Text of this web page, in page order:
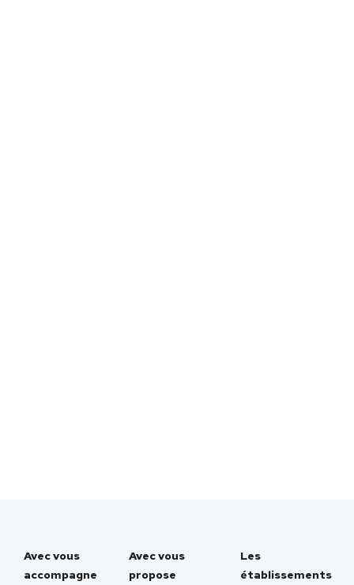
Avec vous
accompagne
Avec vous
propose
Les
établissements